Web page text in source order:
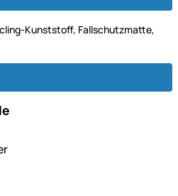
Kunststoff, Fallschutzmatte,